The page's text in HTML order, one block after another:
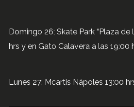
Domingo 26; Skate Park “Plaza de
hrs y en Gato Calavera a las 19:00
Lunes 27; Mcartis Nápoles 13:00